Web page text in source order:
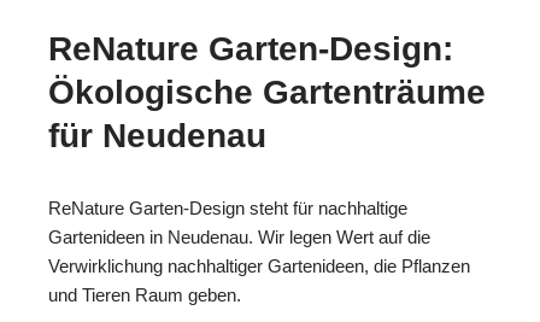
ReNature Garten-Design:
Ökologische Gartenträume
für Neudenau
ReNature Garten-Design steht für nachhaltige
Gartenideen in Neudenau. Wir legen Wert auf die
Verwirklichung nachhaltiger Gartenideen, die Pflanzen
und Tieren Raum geben.